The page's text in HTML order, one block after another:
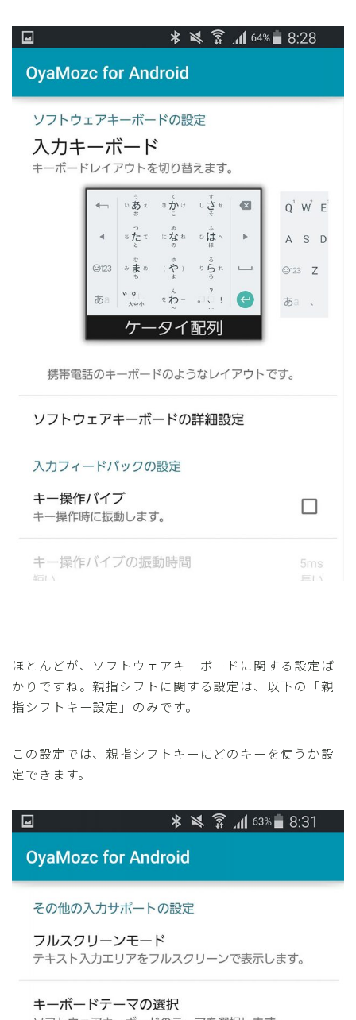
ほとんどが、ソフトウェアキーボードに関する設定ば
かりですね。親指シフトに関する設定は、以下の「親
指シフトキー設定」のみです。
この設定では、親指シフトキーにどのキーを使うか設
定できます。